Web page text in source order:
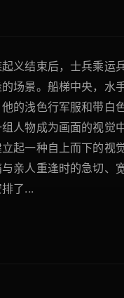
义结束后，士兵乘运
场景。船梯中央，水
的浅色行军服和带白
人物成为画面的视觉
起一种自上而下的视
亲人重逢时的急切、
了...